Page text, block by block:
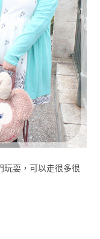
耍，可以走很多很